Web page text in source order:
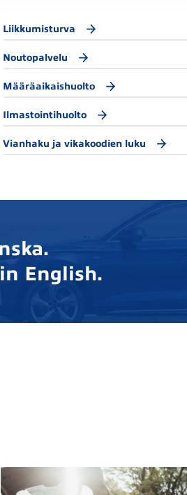
Liikkumisturva
Noutopalvelu
Määräaikaishuolto
Ilmastointihuolto
Vianhaku ja vikakoodien luku
English.